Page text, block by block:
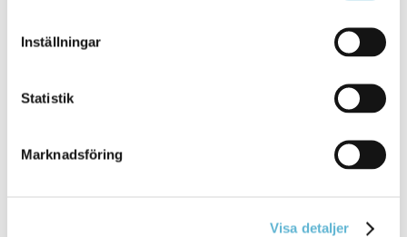
Inställningar
Statistik
Marknadsföring
Visa detaljer
Du ochditt
2 May 2019
"Du och ditt boende" är informationsfilmer på fem
du information om bostadssituationen